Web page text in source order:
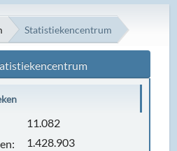
Statistiekencentrum
11.082
1.428.903